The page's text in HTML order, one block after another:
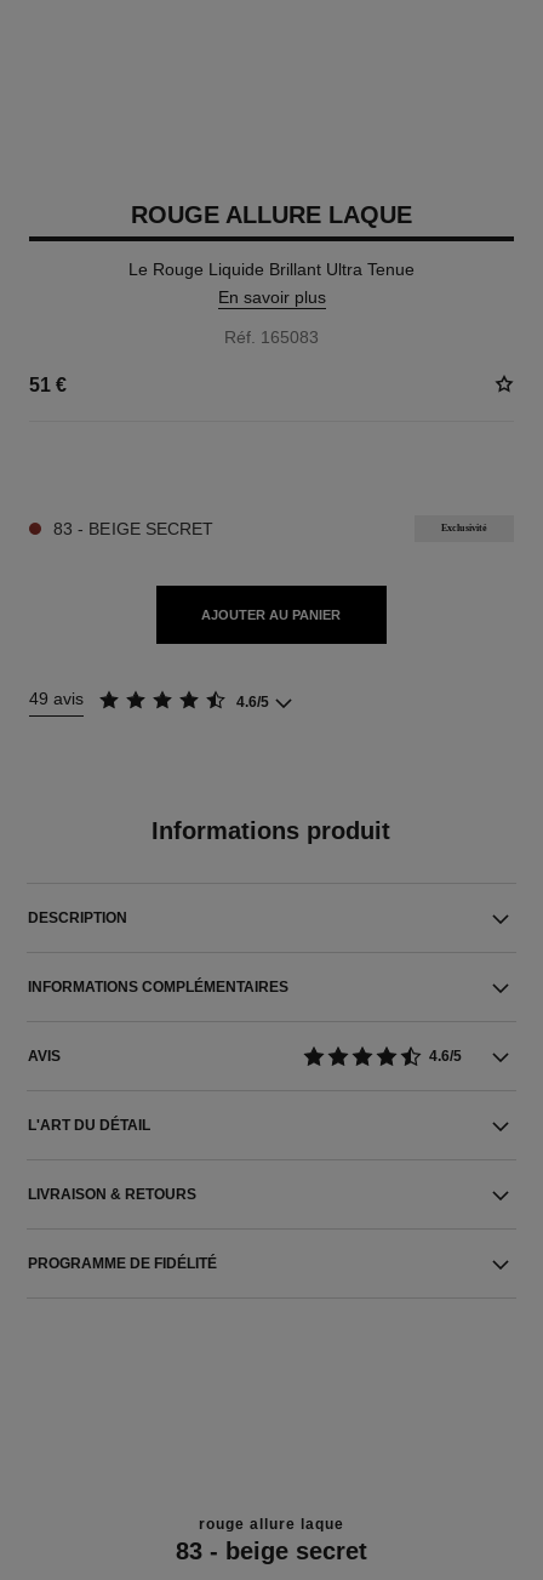
ROUGE ALLURE LAQUE
Le Rouge Liquide Brillant Ultra Tenue
En savoir plus
Réf. 165083
51 €
83 - BEIGE SECRET Exclusivité
AJOUTER AU PANIER
49 avis 4.6/5
Informations produit
DESCRIPTION
INFORMATIONS COMPLÉMENTAIRES
AVIS 4.6/5
L'ART DU DÉTAIL
LIVRAISON & RETOURS
PROGRAMME DE FIDÉLITÉ
rouge allure laque
83 - beige secret